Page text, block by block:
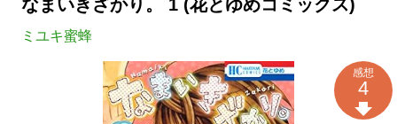
なまいきざかり。 1 (花とゆめコミックス)
ミユキ蜜蜂
感想
4